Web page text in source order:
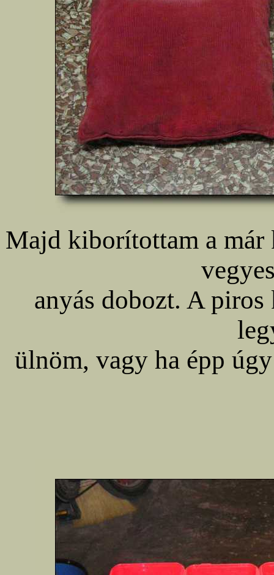
Majd kiborítottam a már
anyás dobozt. A
ülnöm, vagy ha épp